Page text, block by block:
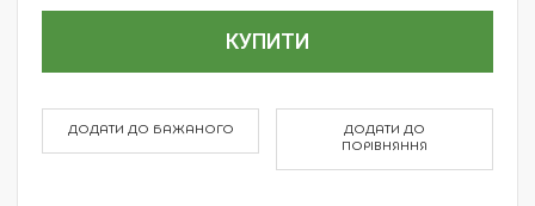
КУПИТИ
ДОДАТИ ДО БАЖАНОГО
ДОДАТИ ДО
ПОРІВНЯННЯ